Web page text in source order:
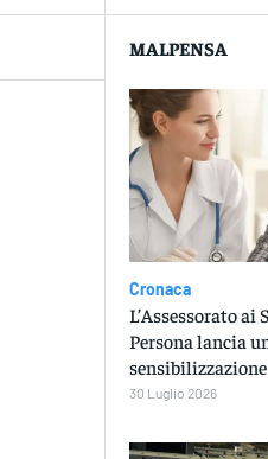
MALPENSA
Cronaca
L’Assessorato ai
Persona lancia
sensibilizzazione
30 Luglio 2026